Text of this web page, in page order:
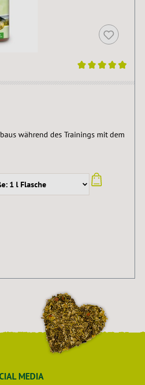
während des Trainings mit dem
MEDIA